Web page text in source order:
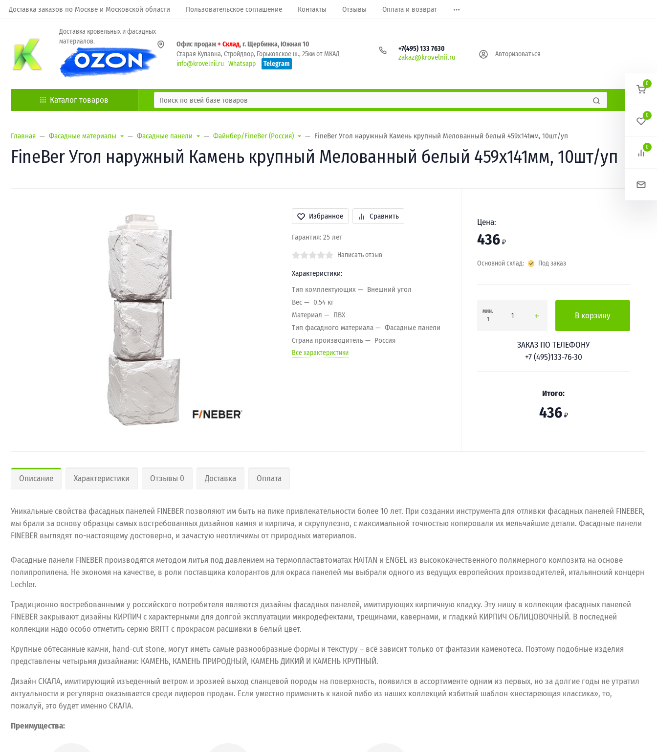
Доставка заказов по Москве и Московской области Пользовательское соглашение Контакты Отзывы Оплата и возврат
Доставка кровельных и фасадных
материалов.
Офис продаж+ Склад, г. Щербинка, Южная 10
Старая Купавна, Стройдвор, Горьковское ш., 25км от МКАД
info@krovelnii.ru Whatsapp Telegram
+7(495) 133 7630
zakaz@krovelnii.ru Авторизоваться
Каталог товаров
Главная Фасадные материалы Фасадные панели Файнбер/FineBer (Россия) FineBer Угол наружный Камень крупный Мелованный белый 459х141мм, 10шт/уп
FineBer Угол наружный Камень крупный Мелованный белый 459х141мм, 10шт/уп
Избранное Сравнить
Гарантия: 25 лет
Написать отзыв
Характеристики:
Тип комплектующих
Внешний угол
Вес
0.54 кг
Материал
ПВХ
Тип фасадного материала
Фасадные панели
Страна производитель
Россия
Все характеристики
Цена:
436 ₽
Основной склад: Под заказ
мин.
1
В корзину
ЗАКАЗ ПО ТЕЛЕФОНУ
+7 (495)133-76-30
Итого:
436 ₽
Описание Характеристики Отзывы 0 Доставка Оплата
Уникальные свойства фасадных панелей FINEBER позволяют им быть на пике привлекательности более 10 лет. При создании инструмента для отливки фасадных панелей FINEBER,
мы брали за основу образцы самых востребованных дизайнов камня и кирпича, и скрупулезно, с максимальной точностью копировали их мельчайшие детали. Фасадные панели
FINEBER выглядят по-настоящему достоверно, и зачастую неотличимы от природных материалов.
Фасадные панели FINEBER производятся методом литья под давлением на термопластавтоматах HAITAN и ENGEL из высококачественного полимерного композита на основе
полипропилена. Не экономя на качестве, в роли поставщика колорантов для окраса панелей мы выбрали одного из ведущих европейских производителей, итальянский концерн
Lechler.
Традиционно востребованными у российского потребителя являются дизайны фасадных панелей, имитирующих кирпичную кладку. Эту нишу в коллекции фасадных панелей
FINEBER закрывают дизайны КИРПИЧ с характерными для долгой эксплуатации микродефектами, трещинами, кавернами, и гладкий КИРПИЧ ОБЛИЦОВОЧНЫЙ. В последней
коллекции надо особо отметить серию BRITT с прокрасом расшивки в белый цвет.
Крупные обтесанные камни, hand-cut stone, могут иметь самые разнообразные формы и текстуру – всё зависит только от фантазии каменотеса. Поэтому подобные изделия
представлены четырьмя дизайнами: КАМЕНЬ, КАМЕНЬ ПРИРОДНЫЙ, КАМЕНЬ ДИКИЙ И КАМЕНЬ КРУПНЫЙ.
Дизайн СКАЛА, имитирующий изъеденный ветром и эрозией выход сланцевой породы на поверхность, появился в ассортименте одним из первых, но за долгие годы не утратил
актуальности и регулярно оказывается среди лидеров продаж. Если уместно применить к какой либо из наших коллекций избитый шаблон «нестареющая классика», то,
пожалуй, это будет именно СКАЛА.
Преимущества:
0
0
0